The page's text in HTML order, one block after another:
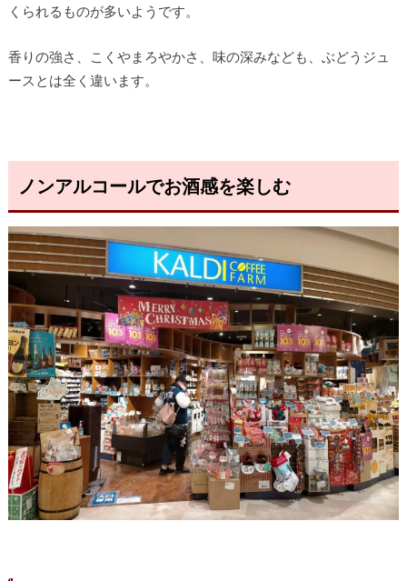
くられるものが多いようです。
香りの強さ、こくやまろやかさ、味の深みなども、ぶどうジュ
ースとは全く違います。
ノンアルコールでお酒感を楽しむ